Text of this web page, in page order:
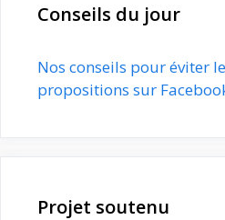
Conseils du jour
Nos conseils pour éviter
propositions sur
Projet soutenu